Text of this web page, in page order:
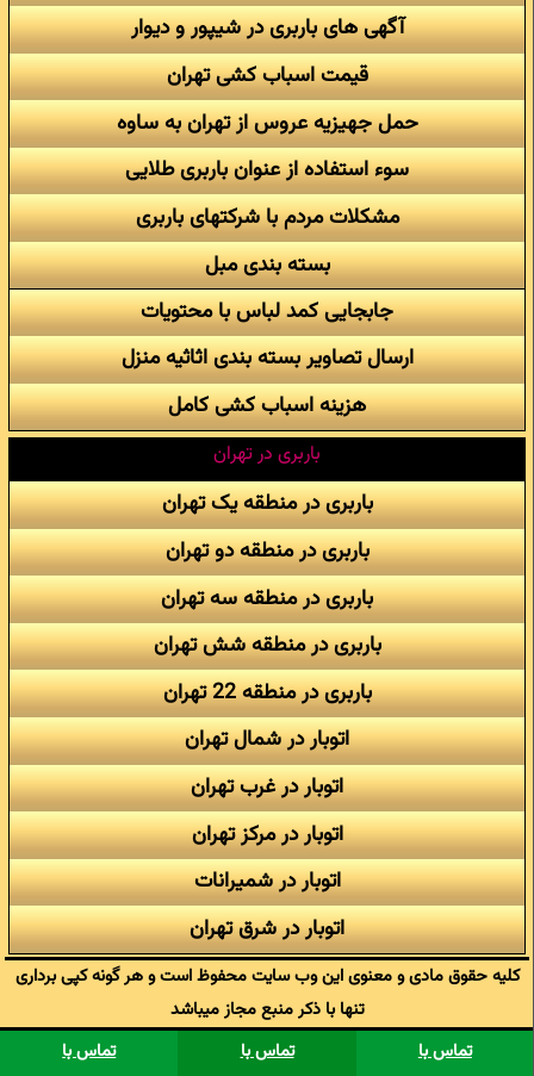
آگهی های باربری در شیپور و دیوار
قیمت اسباب کشی تهران
حمل جهیزیه عروس از تهران به ساوه
سوء استفاده از عنوان باربری طلایی
مشکلات مردم با شرکتهای باربری
بسته بندی مبل
جابجایی کمد لباس با محتویات
ارسال تصاویر بسته بندی اثاثیه منزل
هزینه اسباب کشی کامل
باربری در تهران
باربری در منطقه یک تهران
باربری در منطقه دو تهران
باربری در منطقه سه تهران
باربری در منطقه شش تهران
باربری در منطقه 22 تهران
اتوبار در شمال تهران
اتوبار در غرب تهران
اتوبار در مرکز تهران
اتوبار در شمیرانات
اتوبار در شرق تهران
کلیه حقوق مادی و معنوی این وب سایت محفوظ است و هر گونه کپی برداری
تنها با ذکر منبع مجاز میباشد
تماس با
تماس با تماس با